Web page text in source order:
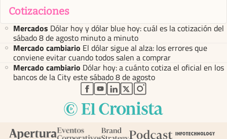
Cotizaciones
Mercados Dólar hoy y dólar blue hoy: cuál es la cotización del
sábado 8 de agosto minuto a minuto
Mercado cambiario El dólar sigue al alza: los errores que
conviene evitar cuando todos salen a comprar
Mercado cambiario Dólar hoy: a cuánto cotiza el oficial en los
bancos de la City este sábado 8 de agosto
abre en nueva pestaña
abre en nueva pestaña
abre en nueva pestaña
abre en nueva pestaña
abre en nueva pestaña